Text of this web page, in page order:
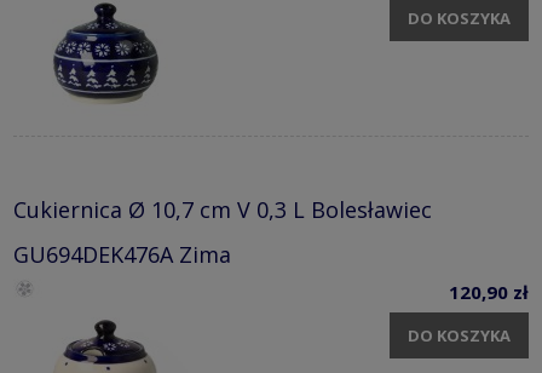
DO KOSZYKA
Cukiernica Ø 10,7 cm V 0,3 L Bolesławiec
GU694DEK476A Zima
120,90 zł
DO KOSZYKA